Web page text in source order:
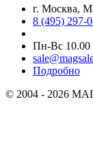
г. Москва,
8 (495) 297-
Пн-Вс 10.00
Подробно
© 2004 - 2026